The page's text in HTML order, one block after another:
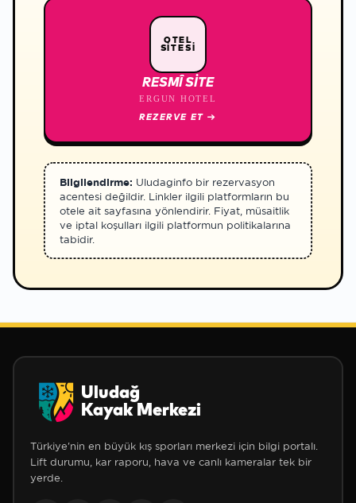
OTEL
SİTESİ
RESMÎ SITE
ERGUN HOTEL
REZERVE ET →
Bilgilendirme: Uludaginfo bir rezervasyon
acentesi değildir. Linkler ilgili platformların bu
otele ait sayfasına yönlendirir. Fiyat, müsaitlik
ve iptal koşulları ilgili platformun politikalarına
tabidir.
Uludağ
Kayak Merkezi
Türkiye'nin en büyük kış sporları merkezi için bilgi portalı.
Lift durumu, kar raporu, hava ve canlı kameralar tek bir
yerde.